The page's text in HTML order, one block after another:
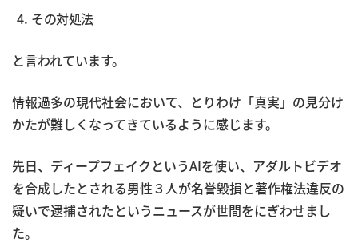
その対処法
と言われています。
情報過多の現代社会において、とりわけ「真実」の見分け
かたが難しくなってきているように感じます。
先日、ディープフェイクというAIを使い、アダルトビデオ
を合成したとされる男性３人が名誉毀損と著作権法違反の
疑いで逮捕されたというニュースが世間をにぎわせまし
た。